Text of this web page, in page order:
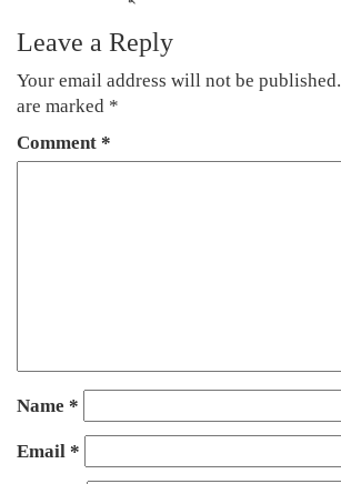
Leave a Reply
Your email address will not be published.
are marked *
Comment *
Name *
Email *